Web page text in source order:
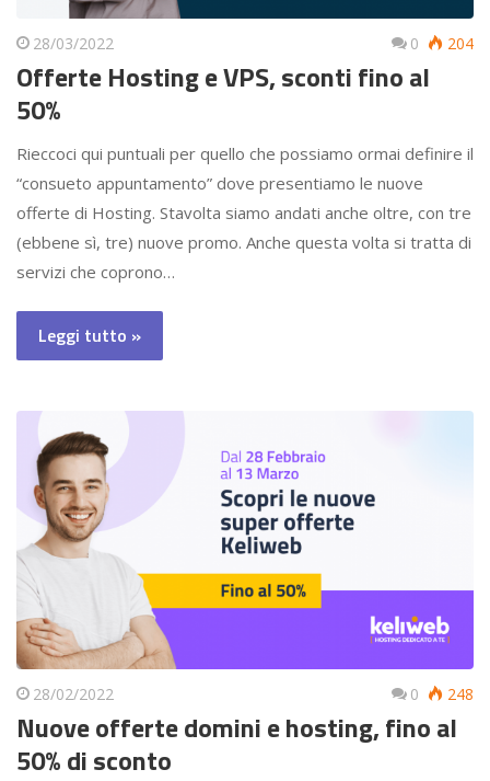
28/03/2022 0 204
Offerte Hosting e VPS, sconti fino al
50%
Rieccoci qui puntuali per quello che possiamo ormai definire il
“consueto appuntamento” dove presentiamo le nuove
offerte di Hosting. Stavolta siamo andati anche oltre, con tre
(ebbene sì, tre) nuove promo. Anche questa volta si tratta di
servizi che coprono…
Leggi tutto »
28/02/2022 0 248
Nuove offerte domini e hosting, fino al
50% di sconto